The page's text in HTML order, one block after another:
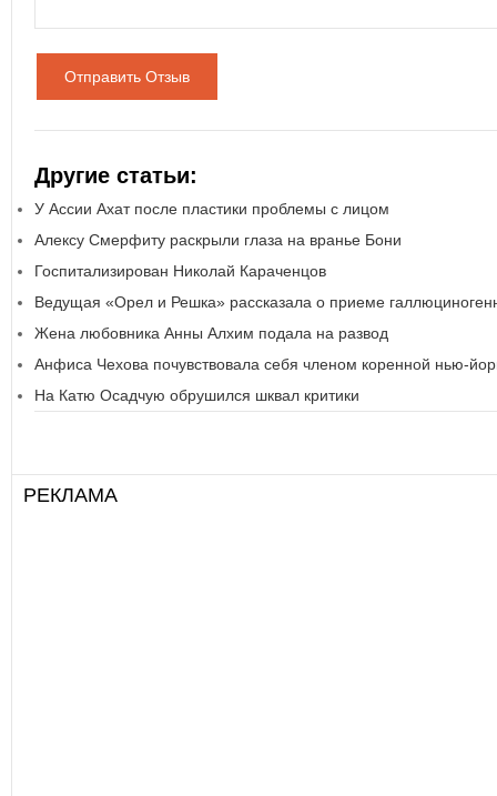
Отправить Отзыв
Другие статьи:
У Ассии Ахат после пластики проблемы с лицом
Алексу Смерфиту раскрыли глаза на вранье Бони
Госпитализирован Николай Караченцов
Ведущая «Орел и Решка» рассказала о приеме
Жена любовника Анны Алхим подала на развод
Анфиса Чехова почувствовала себя членом коренной нью-
На Катю Осадчую обрушился шквал критики
РЕКЛАМА